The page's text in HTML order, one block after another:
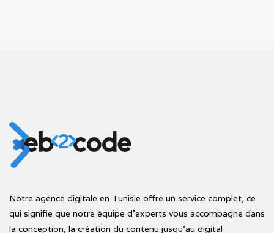
Notre agence digitale en Tunisie offre un service complet, ce
qui signifie que notre équipe d'experts vous accompagne dans
la conception, la création du contenu jusqu'au digital